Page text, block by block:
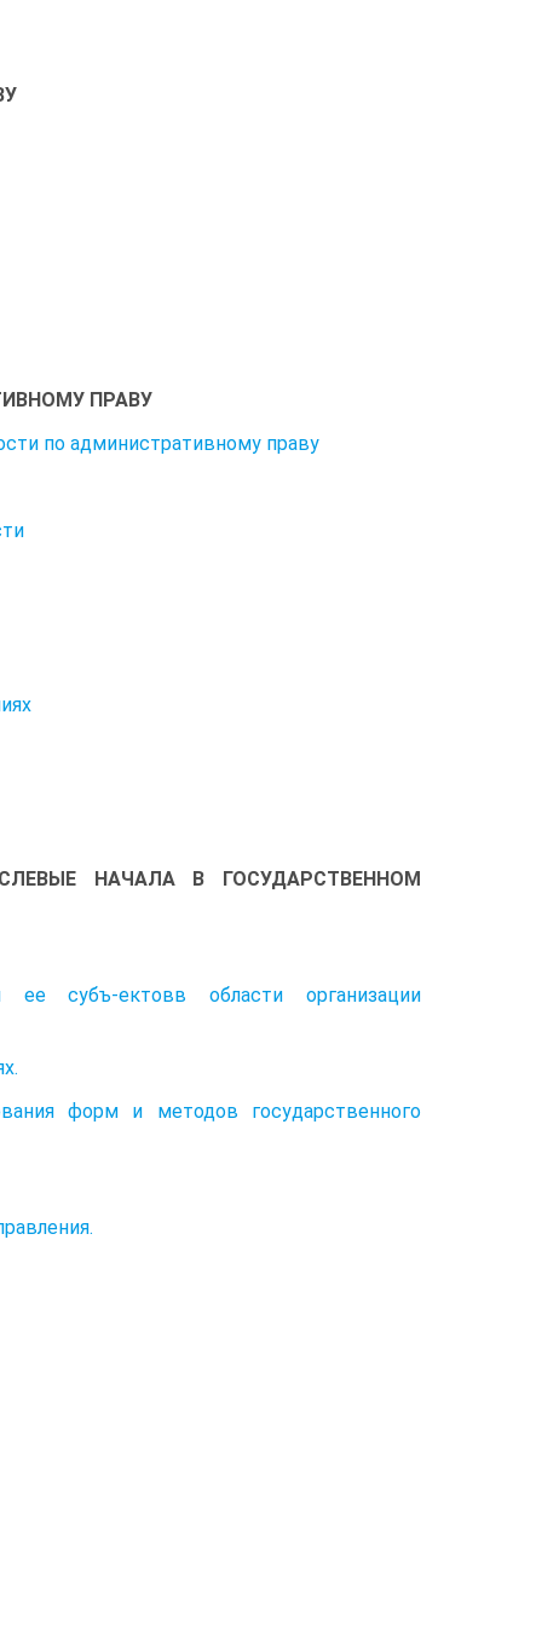
ПРАВУ
по административному праву
НАЧАЛА В ГОСУДАРСТВЕННОМ
субъ-ектовв области организации
форм и методов государственного